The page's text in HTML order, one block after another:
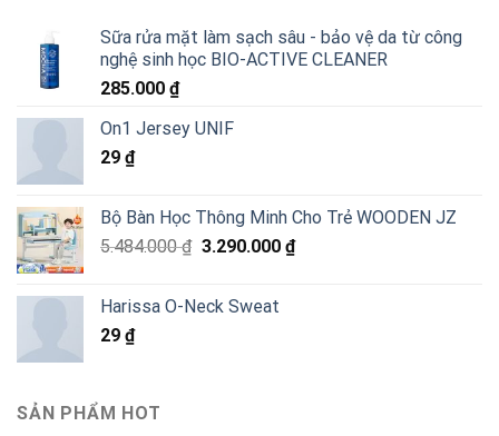
Sữa rửa mặt làm sạch sâu - bảo vệ da từ công
nghệ sinh học BIO-ACTIVE CLEANER
285.000 ₫
On1 Jersey UNIF
29 ₫
Bộ Bàn Học Thông Minh Cho Trẻ WOODEN JZ
5.484.000₫ Giá
5.484.000 ₫.
3.290.000 ₫Giá
Harissa O-Neck Sweat
29 ₫
SẢN PHẨM HOT